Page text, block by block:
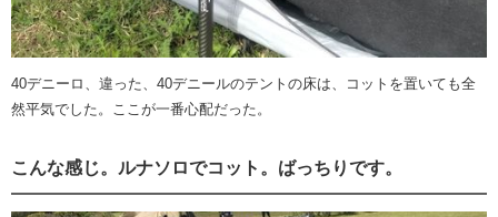
40デニーロ、違った、40デニールのテントの床は、コットを置いても全
然平気でした。ここが一番心配だった。
こんな感じ。ルナソロでコット。ばっちりです。